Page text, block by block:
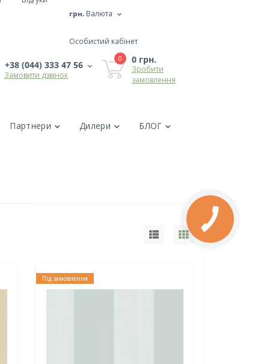
грн. Валюта
Особистий кабінет
+38 (044) 333 47 56
Замовити дзвінок
0 0 грн.
Зробити
замовлення
Партнери Дилери БЛОГ
Під замовлення